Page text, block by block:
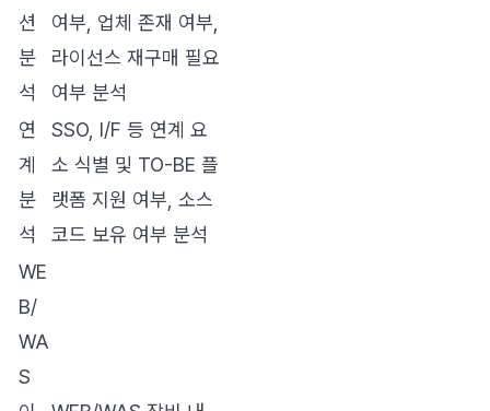
션
분
석
여부, 업체 존재 여부,
라이선스 재구매 필요
여부 분석
연
계
분
석
SSO, I/F 등 연계 요
소 식별 및 TO-BE 플
랫폼 지원 여부, 소스
코드 보유 여부 분석
WE
B/
WA
S